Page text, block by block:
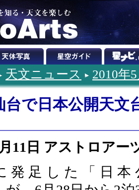
天文ニュース 2010年
台で日本公開天文
月11日 アストロアー
発足した「日